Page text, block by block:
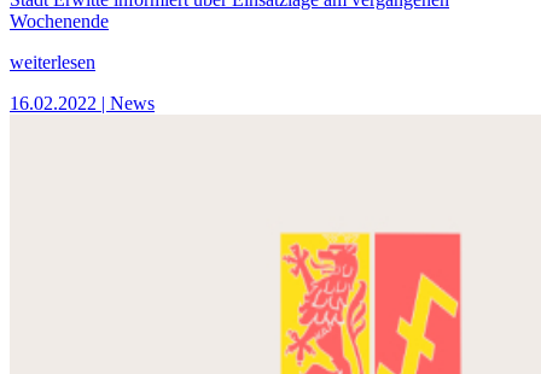
Wochenende
weiterlesen
16.02.2022 | News